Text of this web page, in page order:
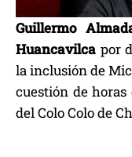
Guillermo
Huancavilca por
la inclusión de
cuestión de
del Colo Colo de